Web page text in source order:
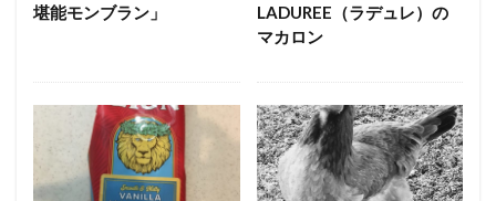
堪能モンブラン」
LADUREE（ラデュレ）の
マカロン